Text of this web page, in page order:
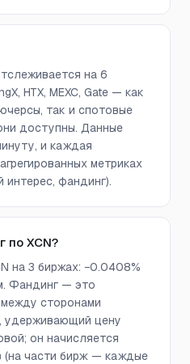
на 6
HTX, MEXC, Gate — как
так и спотовые
доступны. Данные
и каждая
метриках
интерес, фандинг).
по XCN?
на 3 биржах: −0.0408%
Фандинг — это
сторонами
удерживающий цену
он начисляется
(на части бирж — каждые